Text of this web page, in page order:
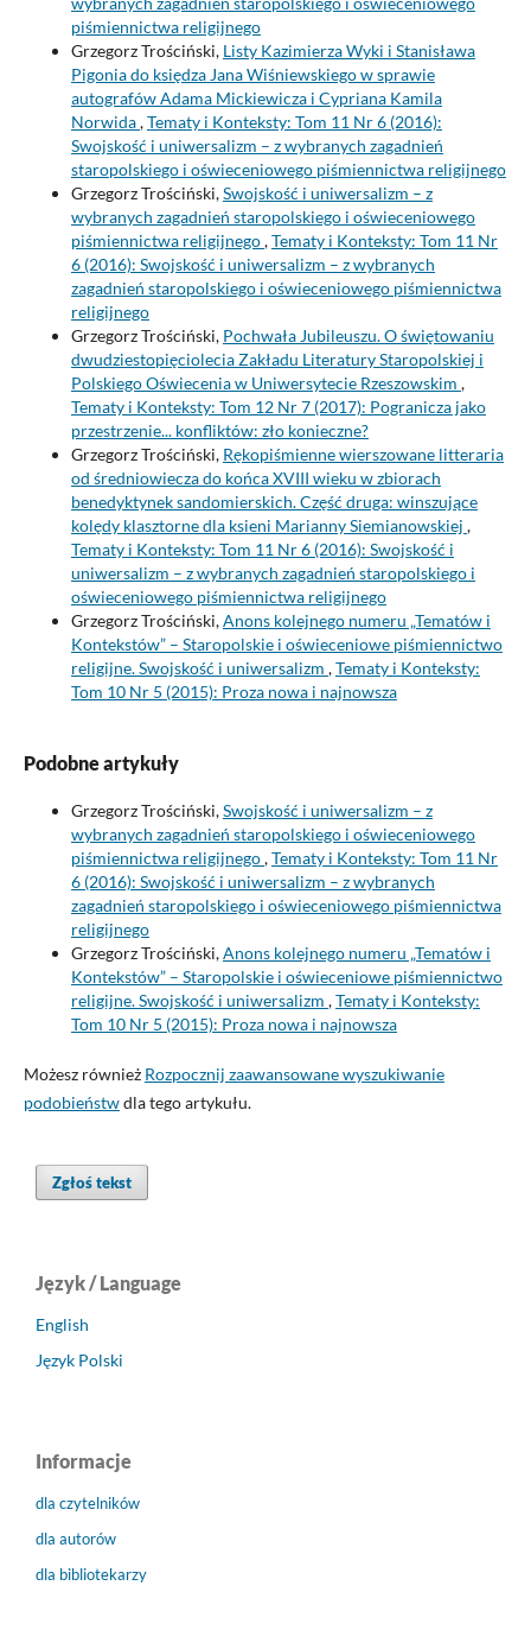
piśmiennictwa religijnego
Grzegorz Trościński, Listy Kazimierza Wyki i Stanisława
Pigonia do księdza Jana Wiśniewskiego w sprawie
autografów Adama Mickiewicza i Cypriana Kamila
Norwida,Tematy i Konteksty: Tom 11 Nr 6 (2016):
Swojskość i uniwersalizm – z wybranych zagadnień
staropolskiego i oświeceniowego piśmiennictwa religijnego
Grzegorz Trościński,Swojskość i uniwersalizm – z
wybranych zagadnień staropolskiego i oświeceniowego
piśmiennictwa religijnego,Tematy i Konteksty: Tom 11 Nr
6 (2016): Swojskość i uniwersalizm – z wybranych
zagadnień staropolskiego i oświeceniowego piśmiennictwa
religijnego
Grzegorz Trościński, Pochwała Jubileuszu. O świętowaniu
dwudziestopięciolecia Zakładu Literatury Staropolskiej i
Polskiego Oświecenia w Uniwersytecie Rzeszowskim ,
Tematy i Konteksty: Tom 12 Nr 7 (2017): Pogranicza jako
przestrzenie... konfliktów: zło konieczne?
Grzegorz Trościński, Rękopiśmienne wierszowane litteraria
od średniowiecza do końca XVIII wieku w zbiorach
benedyktynek sandomierskich. Część druga: winszujące
kolędy klasztorne dla ksieni Marianny Siemianowskiej ,
Tematy i Konteksty: Tom 11 Nr 6 (2016): Swojskość i
uniwersalizm – z wybranych zagadnień staropolskiego i
oświeceniowego piśmiennictwa religijnego
Grzegorz Trościński,Anons kolejnego numeru „Tematów i
Kontekstów” – Staropolskie i oświeceniowe piśmiennictwo
religijne. Swojskość i uniwersalizm ,Tematy i Konteksty:
Tom 10 Nr 5 (2015): Proza nowa i najnowsza
Podobne artykuły
Grzegorz Trościński,Swojskość i uniwersalizm – z
wybranych zagadnień staropolskiego i oświeceniowego
piśmiennictwa religijnego,Tematy i Konteksty: Tom 11 Nr
6 (2016): Swojskość i uniwersalizm – z wybranych
zagadnień staropolskiego i oświeceniowego piśmiennictwa
religijnego
Grzegorz Trościński,Anons kolejnego numeru „Tematów i
Kontekstów” – Staropolskie i oświeceniowe piśmiennictwo
religijne. Swojskość i uniwersalizm ,Tematy i Konteksty:
Tom 10 Nr 5 (2015): Proza nowa i najnowsza
Możesz również Rozpocznij zaawansowane wyszukiwanie
podobieństwdla tego artykułu.
Zgłoś tekst
Język / Language
English
Język Polski
Informacje
dla czytelników
dla autorów
dla bibliotekarzy